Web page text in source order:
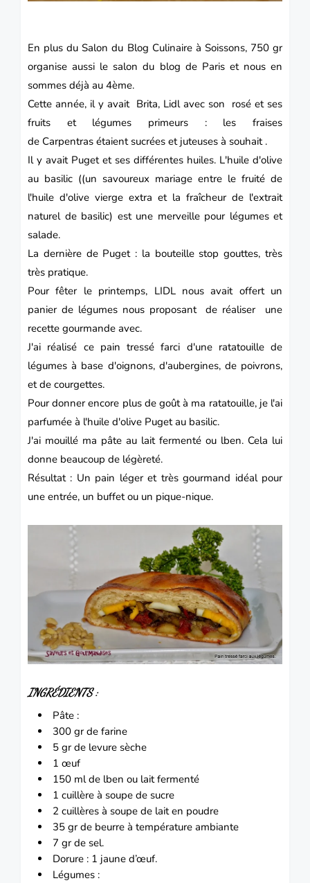
En plus du Salon du Blog Culinaire à Soissons, 750 gr
organise aussi le salon du blog de Paris et nous en
sommes déjà au 4ème.
Cette année, il y avait Brita, Lidl avec son rosé et ses
fruits et légumes primeurs : les fraises
de Carpentras étaient sucrées et juteuses à souhait .
Il y avait Puget et ses différentes huiles. L'huile d'olive
au basilic ((un savoureux mariage entre le fruité de
l'huile d'olive vierge extra et la fraîcheur de l'extrait
naturel de basilic) est une merveille pour légumes et
salade.
La dernière de Puget : la bouteille stop gouttes, très
très pratique.
Pour fêter le printemps, LIDL nous avait offert un
panier de légumes nous proposant de réaliser une
recette gourmande avec.
J'ai réalisé ce pain tressé farci d'une ratatouille de
légumes à base d'oignons, d'aubergines, de poivrons,
et de courgettes.
Pour donner encore plus de goût à ma ratatouille, je l'ai
parfumée à l'huile d'olive Puget au basilic.
J'ai mouillé ma pâte au lait fermenté ou lben. Cela lui
donne beaucoup de légèreté.
Résultat : Un pain léger et très gourmand idéal pour
une entrée, un buffet ou un pique-nique.
INGRÉDIENTS :
Pâte :
300 gr de farine
5 gr de levure sèche
1 œuf
150 ml de lben ou lait fermenté
1 cuillère à soupe de sucre
2 cuillères à soupe de lait en poudre
35 gr de beurre à température ambiante
7 gr de sel.
Dorure : 1 jaune d’œuf.
Légumes :